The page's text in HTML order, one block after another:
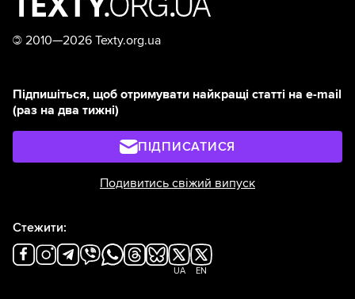
© 2010—2026 Texty.org.ua
Підпишіться, щоб отримувати найкращі статті на e-mail
(раз на два тижні)
ПІДПИСАТИСЯ
Подивитись свіжий випуск
Стежити:
UA EN